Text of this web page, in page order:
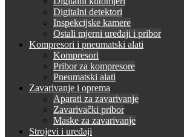
Digitalni detektori
Inspekcijske kamere
Ostali mjerni uređaji i pribor
Kompresori i pneumatski alati
Kompresori
Pribor za kompresore
Pneumatski alati
Zavarivanje i oprema
Aparati za zavarivanje
Zavarivački pribor
Maske za zavarivanje
Strojevi i uređaji